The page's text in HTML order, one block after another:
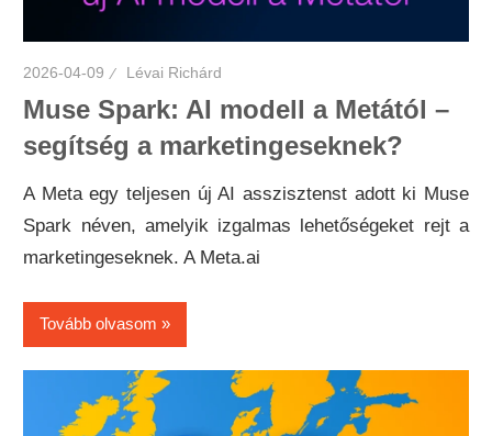
2026-04-09 Lévai Richárd
Muse Spark: AI modell a Metától –
segítség a marketingeseknek?
A Meta egy teljesen új AI asszisztenst adott ki Muse
Spark néven, amelyik izgalmas lehetőségeket rejt a
marketingeseknek. A Meta.ai
Tovább olvasom